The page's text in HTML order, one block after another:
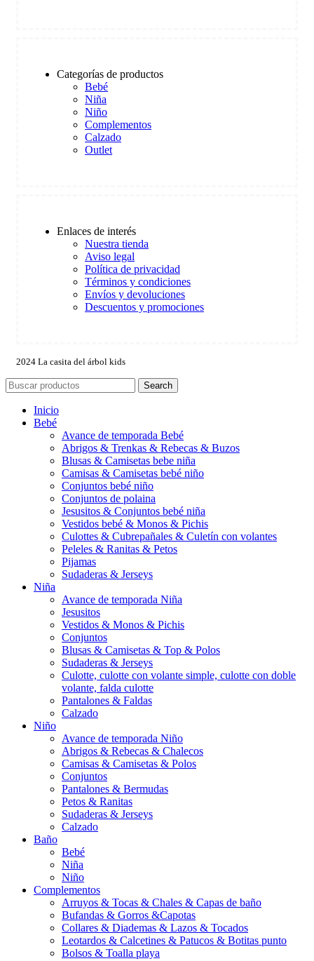
Categorías de productos
Bebé
Niña
Niño
Complementos
Calzado
Outlet
Enlaces de interés
Nuestra tienda
Aviso legal
Política de privacidad
Términos y condiciones
Envíos y devoluciones
Descuentos y promociones
2024 La casita del árbol kids
Search
Inicio
Bebé
Avance de temporada Bebé
Abrigos & Trenkas & Rebecas & Buzos
Blusas & Camisetas bebe niña
Camisas & Camisetas bebé niño
Conjuntos bebé niño
Conjuntos de polaina
Jesusitos & Conjuntos bebé niña
Vestidos bebé & Monos & Pichis
Culottes & Cubrepañales & Culetín con volantes
Peleles & Ranitas & Petos
Pijamas
Sudaderas & Jerseys
Niña
Avance de temporada Niña
Jesusitos
Vestidos & Monos & Pichis
Conjuntos
Blusas & Camisetas & Top & Polos
Sudaderas & Jerseys
Culotte, culotte con volante simple, culotte con doble
volante, falda culotte
Pantalones & Faldas
Calzado
Niño
Avance de temporada Niño
Abrigos & Rebecas & Chalecos
Camisas & Camisetas & Polos
Conjuntos
Pantalones & Bermudas
Petos & Ranitas
Sudaderas & Jerseys
Calzado
Baño
Bebé
Niña
Niño
Complementos
Arruyos & Tocas & Chales & Capas de baño
Bufandas & Gorros &Capotas
Collares & Diademas & Lazos & Tocados
Leotardos & Calcetines & Patucos & Botitas punto
Bolsos & Toalla playa